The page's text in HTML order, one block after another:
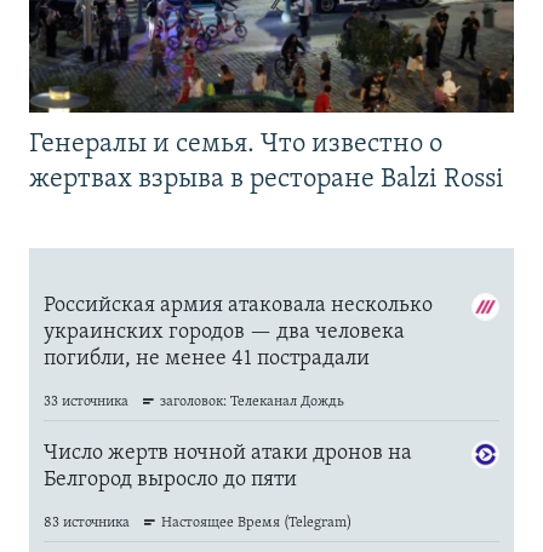
Генералы и семья. Что известно о
жертвах взрыва в ресторане Balzi Rossi